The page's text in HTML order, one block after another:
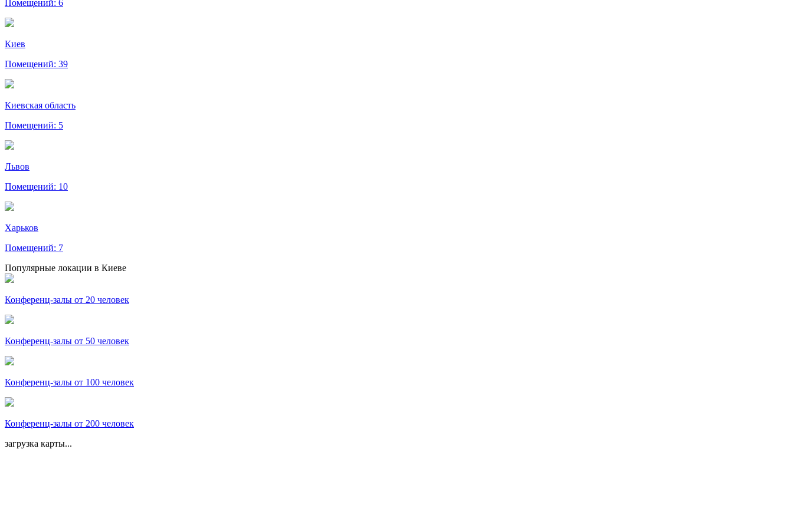
Помещений: 6
Киев
Помещений: 39
Киевская область
Помещений: 5
Львов
Помещений: 10
Харьков
Помещений: 7
Популярные локации в Киеве
Конференц-залы от 20 человек
Конференц-залы от 50 человек
Конференц-залы от 100 человек
Конференц-залы от 200 человек
загрузка карты...